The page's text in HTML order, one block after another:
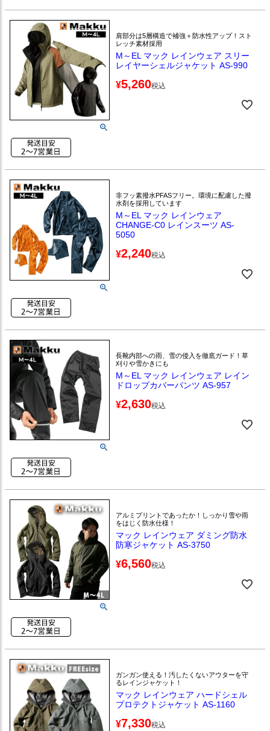
肩部分は5層構造で補強＋防水性アップ！スト
レッチ素材採用
M～EL マック レインウェア スリー
レイヤーシェルジャケット AS-990
¥5,260税込
非フッ素撥水PFASフリー。環境に配慮した撥
水剤を採用しています
M～EL マック レインウェア
CHANGE-C0 レインスーツ AS-
5050
¥2,240税込
長靴内部への雨、雪の侵入を徹底ガード！草
刈りや雪かきにも
M～EL マック レインウェア レイン
ドロップカバーパンツ AS-957
¥2,630税込
アルミプリントであったか！しっかり雪や雨
をはじく防水仕様！
マック レインウェア ダミング防水
防寒ジャケット AS-3750
¥6,560税込
ガンガン使える！汚したくないアウターを守
るレインジャケット！
マック レインウェア ハードシェル
プロテクトジャケット AS-1160
¥7,330税込